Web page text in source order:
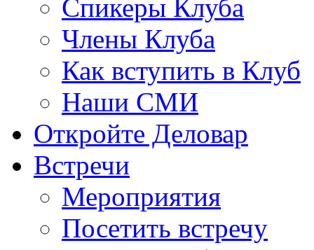
Спикеры Клуба
Члены Клуба
Как вступить в Клуб
Наши СМИ
Откройте Деловар
Встречи
Мероприятия
Посетить встречу